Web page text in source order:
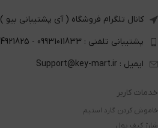
کانال تلگرام فروشگاه ( آی پشتیبانی بیو )
پشتیبانی تلفنی : 09931011833 - 09354921825
ایمیل : Support@key-mart.ir
خدمات کاربر
خاموش کردن گارد استیم
شارژ کیف پول